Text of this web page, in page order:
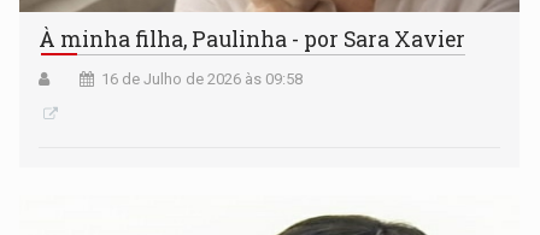
À minha filha, Paulinha - por Sara Xavier
16 de Julho de 2026 às 09:58